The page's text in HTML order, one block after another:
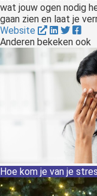
wat jouw ogen nodig
gaan zien en laat je
Website
Anderen bekeken ook
Hoe kom je van je